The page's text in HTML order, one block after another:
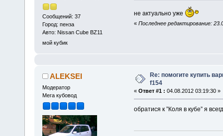
Сообщений: 37
Город: пенза
Авто: Nissan Cube BZ11
мой кубик
не актуально уже
« Последнее редактирование:
ALEKSEI
Модератор
Мега кубовод
Re: помогите купить
f154
« Ответ #1 : 04.08.2012 03:19:30 »
обратися к ”Коля в кубе” я